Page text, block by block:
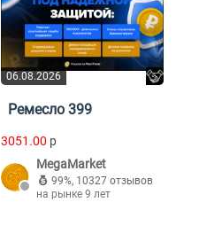
06.08.2026
Ремесло 399
3051.00 p
MegaMarket
99%, 10327 отзывов
на рынке 9 лет